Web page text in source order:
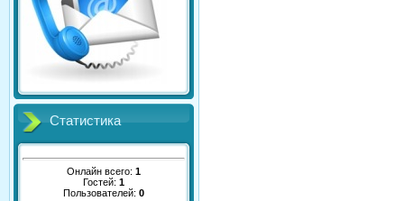
Статистика
Онлайн всего: 1
Гостей: 1
Пользователей: 0